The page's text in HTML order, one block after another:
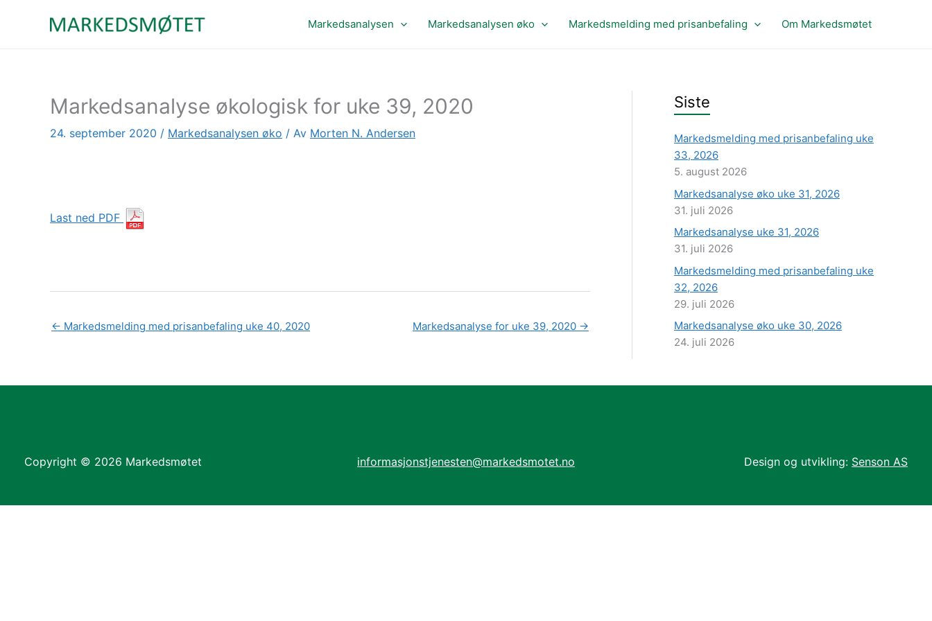
Markedsanalysen Markedsanalysen øko Markedsmelding med prisanbefaling Om Markedsmøtet
Markedsanalyse økologisk for uke 39, 2020
24. september 2020 / Markedsanalysen øko / Av Morten N. Andersen
Last ned PDF
← Markedsmelding med prisanbefaling uke 40, 2020 Markedsanalyse for uke 39, 2020 →
Siste
Markedsmelding med prisanbefaling uke
33, 2026
5. august 2026
Markedsanalyse øko uke 31, 2026
31. juli 2026
Markedsanalyse uke 31, 2026
31. juli 2026
Markedsmelding med prisanbefaling uke
32, 2026
29. juli 2026
Markedsanalyse øko uke 30, 2026
24. juli 2026
Copyright © 2026 Markedsmøtet informasjonstjenesten@markedsmotet.no Design og utvikling: Senson AS